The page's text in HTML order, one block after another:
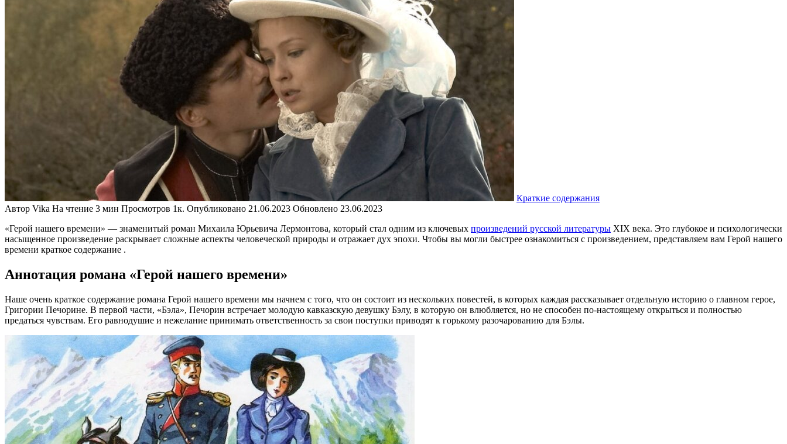
Краткие содержания
Автор Vika На чтение 3 мин Просмотров 1к. Опубликовано 21.06.2023 Обновлено 23.06.2023
«Герой нашего времени» — знаменитый роман Михаила Юрьевича Лермонтова, который стал одним из ключевых произведений русской литературы XIX века. Это глубокое и психологически
насыщенное произведение раскрывает сложные аспекты человеческой природы и отражает дух эпохи. Чтобы вы могли быстрее ознакомиться с произведением, представляем вам Герой нашего
времени краткое содержание .
Аннотация романа «Герой нашего времени»
Наше очень краткое содержание романа Герой нашего времени мы начнем с того, что он состоит из нескольких повестей, в которых каждая рассказывает отдельную историю о главном герое,
Григории Печорине. В первой части, «Бэла», Печорин встречает молодую кавказскую девушку Бэлу, в которую он влюбляется, но не способен по-настоящему открыться и полностью
предаться чувствам. Его равнодушие и нежелание принимать ответственность за свои поступки приводят к горькому разочарованию для Бэлы.